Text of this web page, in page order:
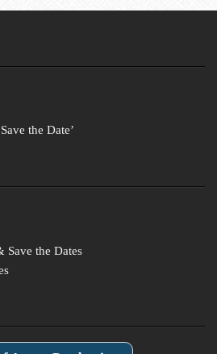
the Date’
Save the Dates